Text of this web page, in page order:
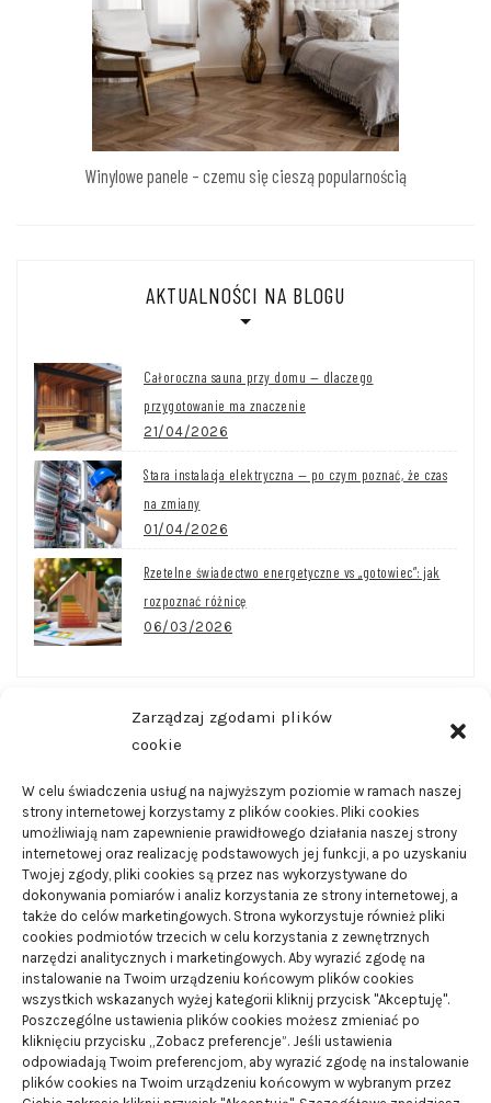
Zarządzaj zgodami plików
cookie
W celu świadczenia usług na najwyższym poziomie w ramach naszej
strony internetowej korzystamy z plików cookies. Pliki cookies
umożliwiają nam zapewnienie prawidłowego działania naszej strony
internetowej oraz realizację podstawowych jej funkcji, a po uzyskaniu
Twojej zgody, pliki cookies są przez nas wykorzystywane do
dokonywania pomiarów i analiz korzystania ze strony internetowej, a
także do celów marketingowych. Strona wykorzystuje również pliki
cookies podmiotów trzecich w celu korzystania z zewnętrznych
narzędzi analitycznych i marketingowych. Aby wyrazić zgodę na
instalowanie na Twoim urządzeniu końcowym plików cookies
wszystkich wskazanych wyżej kategorii kliknij przycisk "Akceptuję".
Poszczególne ustawienia plików cookies możesz zmieniać po
kliknięciu przycisku „Zobacz preferencje”. Jeśli ustawienia
odpowiadają Twoim preferencjom, aby wyrazić zgodę na instalowanie
plików cookies na Twoim urządzeniu końcowym w wybranym przez
Winylowe panele – czemu się cieszą popularnością
AKTUALNOŚCI NA BLOGU
Całoroczna sauna przy domu — dlaczego
przygotowanie ma znaczenie
21/04/2026
Stara instalacja elektryczna — po czym poznać, że czas
na zmiany
01/04/2026
Rzetelne świadectwo energetyczne vs „gotowiec”: jak
rozpoznać różnicę
06/03/2026
CZĘSTO CZYTANE
Wanny wychwytowe – do czego są one wykorzystywane
21/08/2024
Smart domy – czym są i jakie posiadają zalety
01/02/2024
Dlaczego warto pomyśleć o budowie instalacji na
płynny gaz
19/08/2024